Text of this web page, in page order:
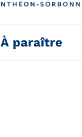
À paraître